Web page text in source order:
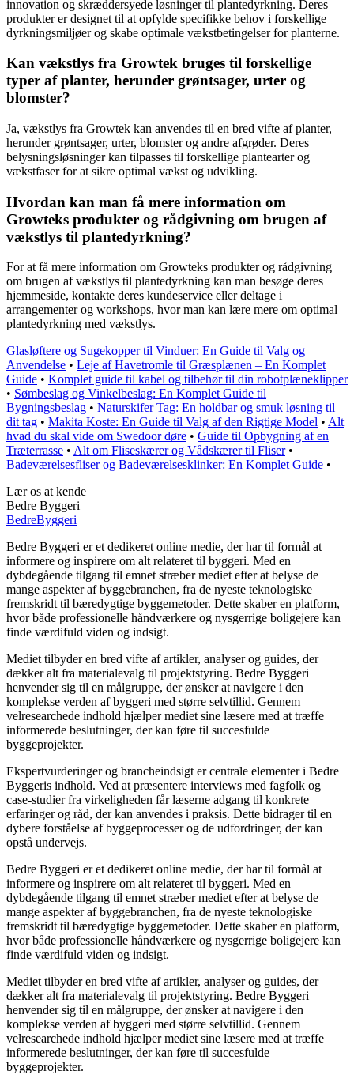
innovation og skræddersyede løsninger til plantedyrkning. Deres
produkter er designet til at opfylde specifikke behov i forskellige
dyrkningsmiljøer og skabe optimale vækstbetingelser for planterne.
Kan vækstlys fra Growtek bruges til forskellige
typer af planter, herunder grøntsager, urter og
blomster?
Ja, vækstlys fra Growtek kan anvendes til en bred vifte af planter,
herunder grøntsager, urter, blomster og andre afgrøder. Deres
belysningsløsninger kan tilpasses til forskellige plantearter og
vækstfaser for at sikre optimal vækst og udvikling.
Hvordan kan man få mere information om
Growteks produkter og rådgivning om brugen af
vækstlys til plantedyrkning?
For at få mere information om Growteks produkter og rådgivning
om brugen af vækstlys til plantedyrkning kan man besøge deres
hjemmeside, kontakte deres kundeservice eller deltage i
arrangementer og workshops, hvor man kan lære mere om optimal
plantedyrkning med vækstlys.
Glasløftere og Sugekopper til Vinduer: En Guide til Valg og
Anvendelse • Leje af Havetromle til Græsplænen – En Komplet
Guide • Komplet guide til kabel og tilbehør til din robotplæneklipper
• Sømbeslag og Vinkelbeslag: En Komplet Guide til
Bygningsbeslag • Naturskifer Tag: En holdbar og smuk løsning til
dit tag • Makita Koste: En Guide til Valg af den Rigtige Model • Alt
hvad du skal vide om Swedoor døre • Guide til Opbygning af en
Træterrasse • Alt om Fliseskærer og Vådskærer til Fliser•
Badeværelsesfliser og Badeværelsesklinker: En Komplet Guide •
Lær os at kende
Bedre Byggeri
BedreByggeri
Bedre Byggeri er et dedikeret online medie, der har til formål at
informere og inspirere om alt relateret til byggeri. Med en
dybdegående tilgang til emnet stræber mediet efter at belyse de
mange aspekter af byggebranchen, fra de nyeste teknologiske
fremskridt til bæredygtige byggemetoder. Dette skaber en platform,
hvor både professionelle håndværkere og nysgerrige boligejere kan
finde værdifuld viden og indsigt.
Mediet tilbyder en bred vifte af artikler, analyser og guides, der
dækker alt fra materialevalg til projektstyring. Bedre Byggeri
henvender sig til en målgruppe, der ønsker at navigere i den
komplekse verden af byggeri med større selvtillid. Gennem
velresearchede indhold hjælper mediet sine læsere med at træffe
informerede beslutninger, der kan føre til succesfulde
byggeprojekter.
Ekspertvurderinger og brancheindsigt er centrale elementer i Bedre
Byggeris indhold. Ved at præsentere interviews med fagfolk og
case-studier fra virkeligheden får læserne adgang til konkrete
erfaringer og råd, der kan anvendes i praksis. Dette bidrager til en
dybere forståelse af byggeprocesser og de udfordringer, der kan
opstå undervejs.
Bedre Byggeri er et dedikeret online medie, der har til formål at
informere og inspirere om alt relateret til byggeri. Med en
dybdegående tilgang til emnet stræber mediet efter at belyse de
mange aspekter af byggebranchen, fra de nyeste teknologiske
fremskridt til bæredygtige byggemetoder. Dette skaber en platform,
hvor både professionelle håndværkere og nysgerrige boligejere kan
finde værdifuld viden og indsigt.
Mediet tilbyder en bred vifte af artikler, analyser og guides, der
dækker alt fra materialevalg til projektstyring. Bedre Byggeri
henvender sig til en målgruppe, der ønsker at navigere i den
komplekse verden af byggeri med større selvtillid. Gennem
velresearchede indhold hjælper mediet sine læsere med at træffe
informerede beslutninger, der kan føre til succesfulde
byggeprojekter.